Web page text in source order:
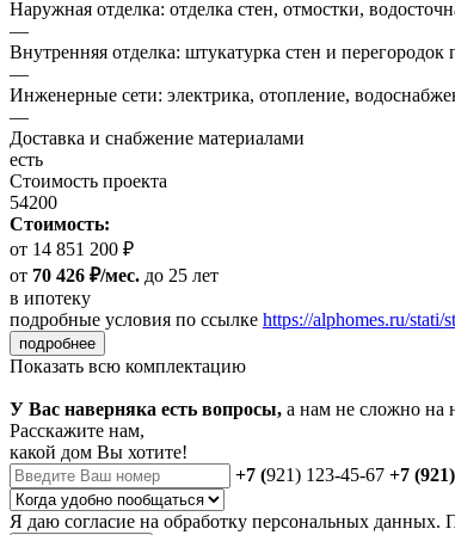
Наружная отделка: отделка стен, отмостки,
—
Внутренняя отделка: штукатурка стен и перегородок
—
Инженерные сети: электрика, отопление,
—
Доставка и снабжение материалами
есть
Стоимость проекта
54200
Стоимость:
от 14 851 200 ₽
от 70 426 ₽/мес. до 25 лет
в ипотеку
подробные условия по ссылке https://alphomes.ru/stati/
подробнее
Показать всю комплектацию
У Вас наверняка есть вопросы, а нам не сложно на
Расскажите нам,
какой дом Вы хотите!
+7 (921) 123-45-67 +7
Я даю согласие на обработку персональных данных.